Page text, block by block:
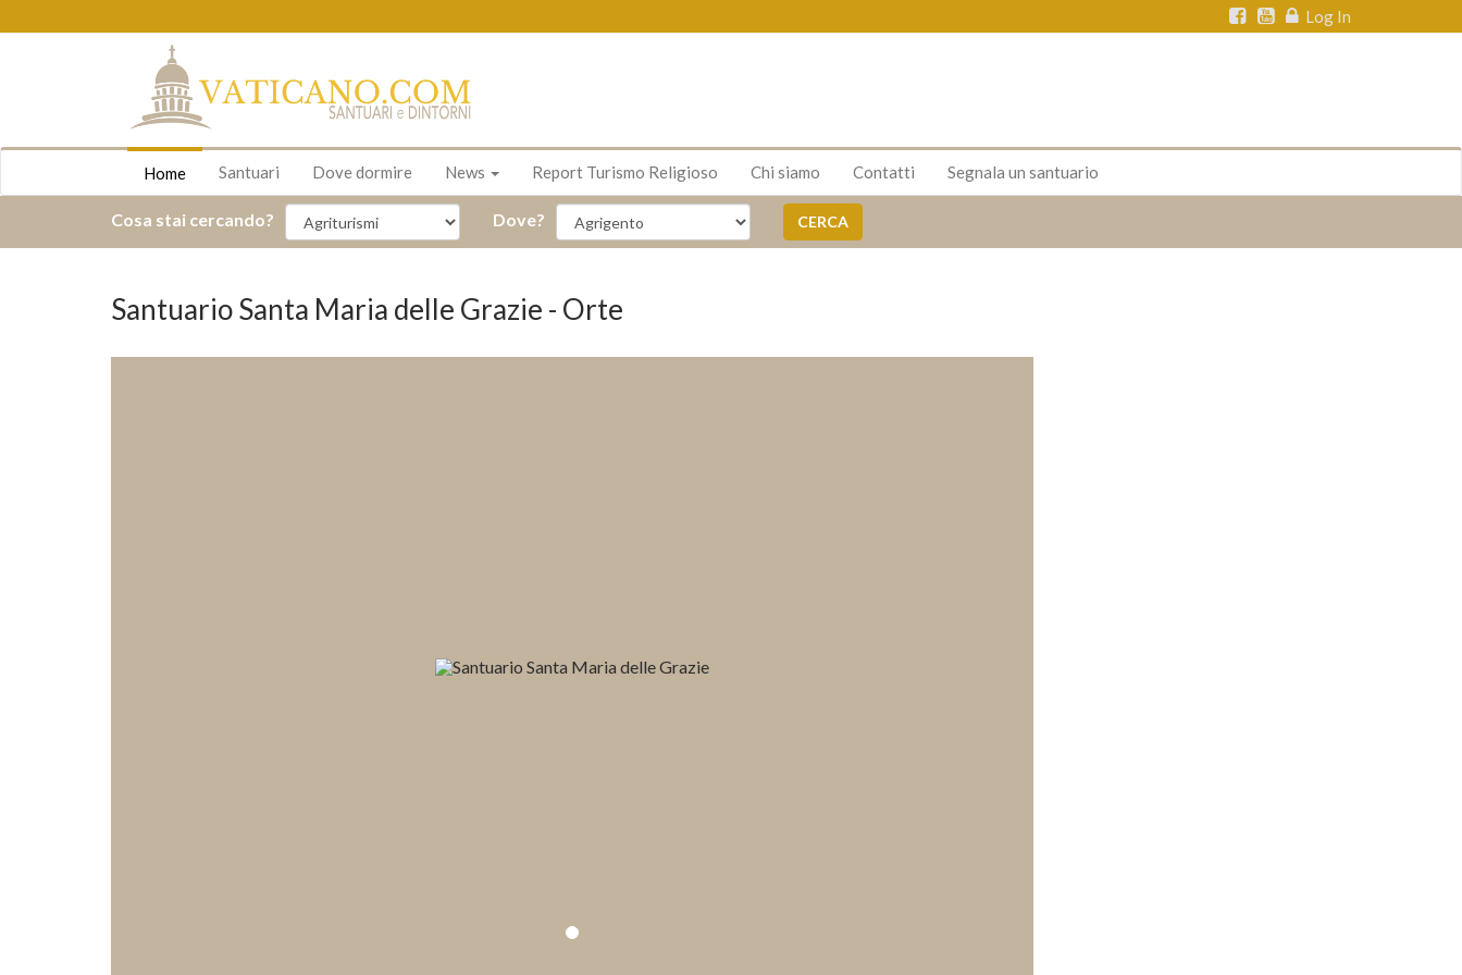
Log In
Home Santuari Dove dormire News Report Turismo Religioso Chi siamo Contatti Segnala un santuario
Cosa stai cercando? Dove? CERCA
Santuario Santa Maria delle Grazie - Orte